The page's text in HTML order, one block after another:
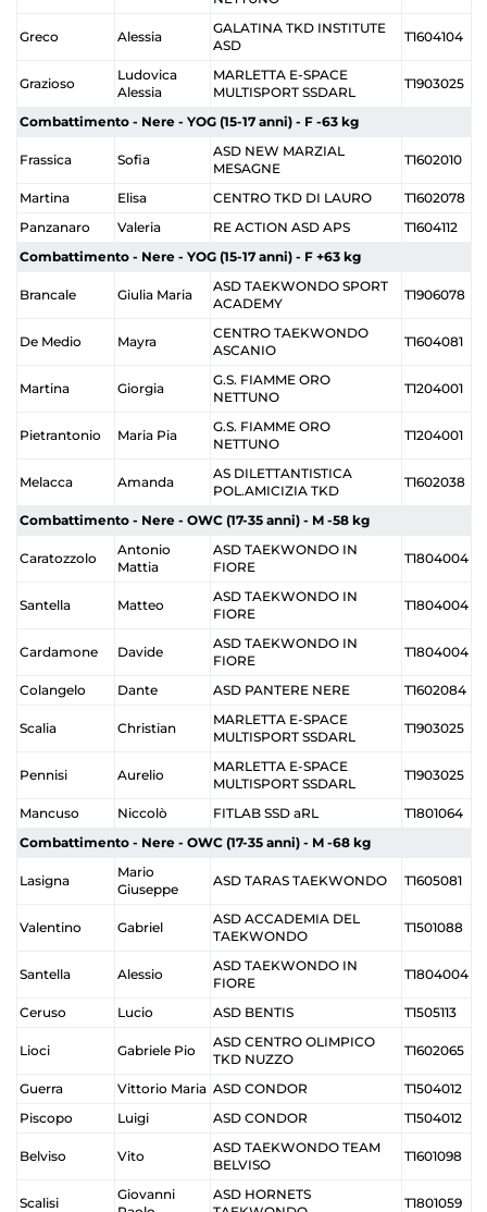
Greco Alessia
GALATINA TKD INSTITUTE
ASD
T1604104
Grazioso
Ludovica
Alessia
MARLETTA E-SPACE
MULTISPORT SSDARL
T1903025
Combattimento - Nere - YOG (15-17 anni) - F -63 kg
Frassica Sofia
ASD NEW MARZIAL
MESAGNE
T1602010
Martina Elisa CENTRO TKD DI LAURO
T1602078
Panzanaro
Valeria RE ACTION ASD APS
T1604112
Combattimento - Nere - YOG (15-17 anni) - F +63 kg
Brancale Giulia Maria
ASD TAEKWONDO SPORT
ACADEMY
T1906078
De Medio Mayra
CENTRO TAEKWONDO
ASCANIO
T1604081
Martina Giorgia
G.S. FIAMME ORO
NETTUNO
T1204001
Pietrantonio Maria Pia
G.S. FIAMME ORO
NETTUNO
T1204001
Melacca Amanda
AS DILETTANTISTICA
POL.AMICIZIA TKD
T1602038
Combattimento - Nere - OWC (17-35 anni) - M -58 kg
Caratozzolo
Antonio
Mattia
ASD TAEKWONDO IN
FIORE
T1804004
Santella Matteo
ASD TAEKWONDO IN
FIORE
T1804004
Cardamone Davide
ASD TAEKWONDO IN
FIORE
T1804004
Colangelo Dante ASD PANTERE NERE T1602084
Scalia Christian
MARLETTA E-SPACE
MULTISPORT SSDARL
T1903025
Pennisi Aurelio
MARLETTA E-SPACE
MULTISPORT SSDARL
T1903025
Mancuso Niccolò FITLAB SSD aRL
T1801064
Combattimento - Nere - OWC (17-35 anni) - M -68 kg
Lasigna
Mario
Giuseppe
ASD TARAS TAEKWONDO T1605081
Valentino Gabriel
ASD ACCADEMIA DEL
TAEKWONDO
T1501088
Santella Alessio
ASD TAEKWONDO IN
FIORE
T1804004
Ceruso Lucio ASD BENTIS T1505113
Lioci Gabriele Pio
ASD CENTRO OLIMPICO
TKD NUZZO
T1602065
Guerra Vittorio Maria ASD CONDOR
T1504012
Piscopo
Luigi ASD CONDOR T1504012
Belviso Vito
ASD TAEKWONDO TEAM
BELVISO
T1601098
Scalisi
Giovanni
ASD HORNETS
T1801059